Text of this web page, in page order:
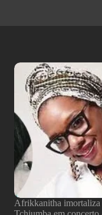
Afrikkanitha